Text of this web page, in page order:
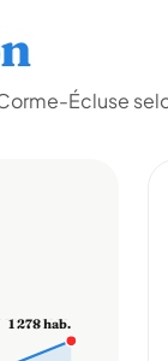
Écluse
1 278 hab.